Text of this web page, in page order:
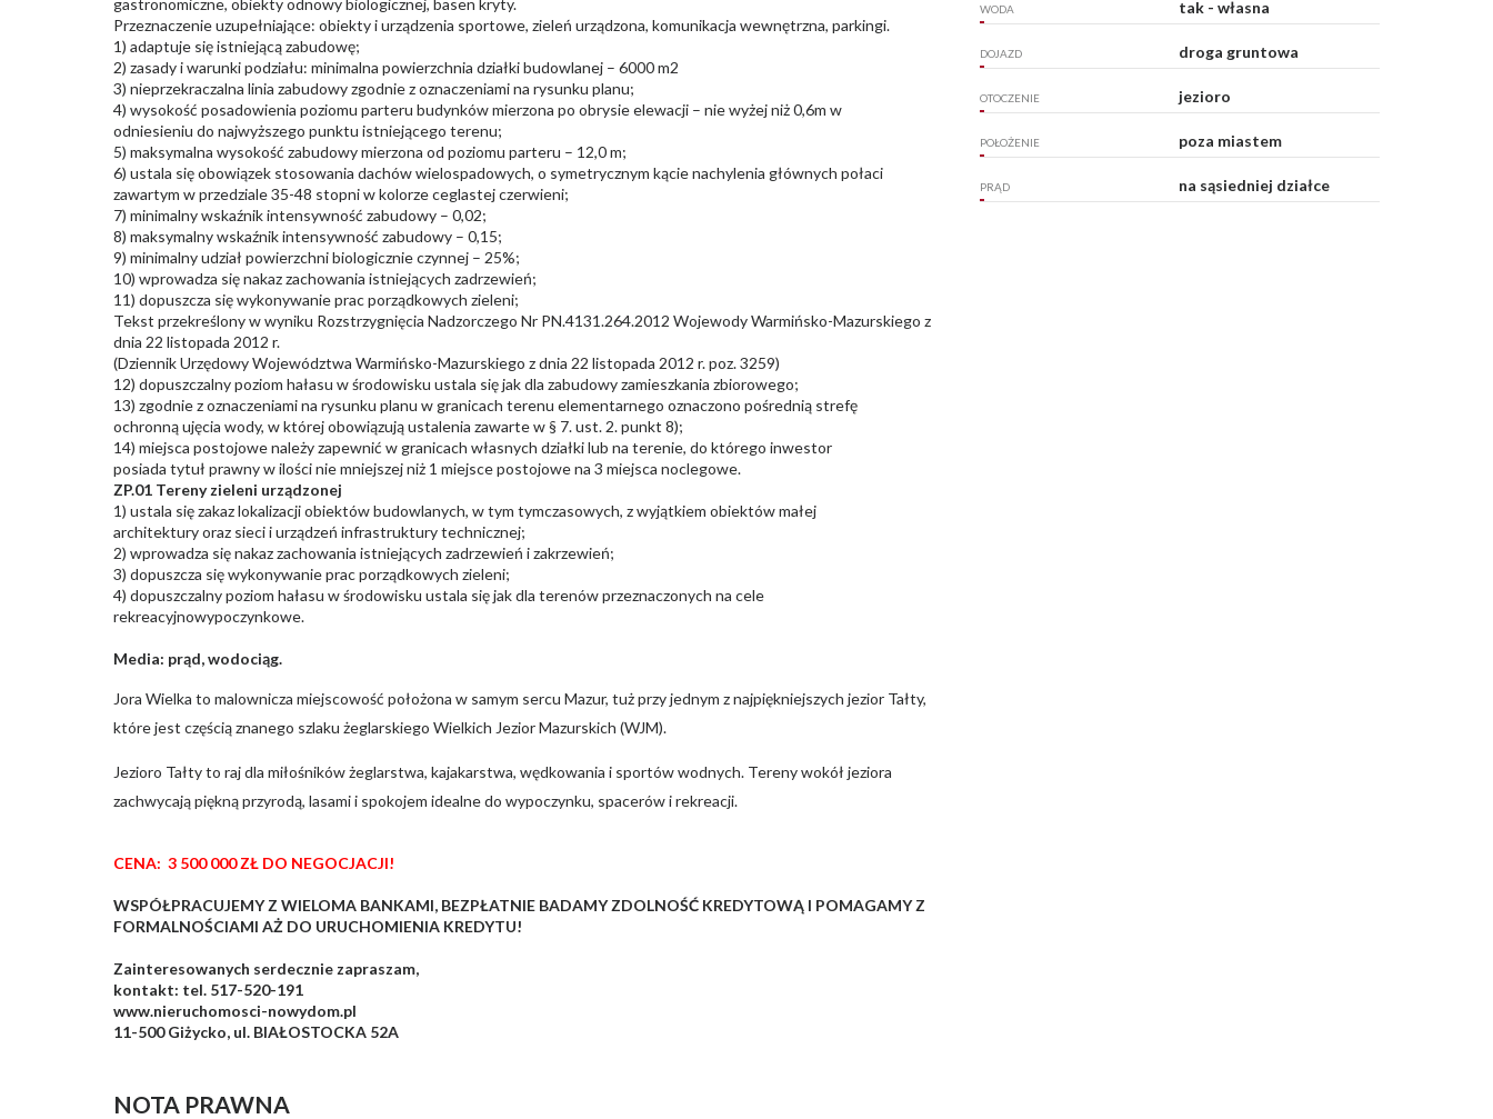
Przeznaczenie uzupełniające: obiekty i urządzenia sportowe, zieleń urządzona, komunikacja wewnętrzna, parkingi.
1) adaptuje się istniejącą zabudowę;
2) zasady i warunki podziału: minimalna powierzchnia działki budowlanej – 6000 m2
3) nieprzekraczalna linia zabudowy zgodnie z oznaczeniami na rysunku planu;
4) wysokość posadowienia poziomu parteru budynków mierzona po obrysie elewacji – nie wyżej niż 0,6m w
odniesieniu do najwyższego punktu istniejącego terenu;
5) maksymalna wysokość zabudowy mierzona od poziomu parteru – 12,0 m;
6) ustala się obowiązek stosowania dachów wielospadowych, o symetrycznym kącie nachylenia głównych połaci
zawartym w przedziale 35-48 stopni w kolorze ceglastej czerwieni;
7) minimalny wskaźnik intensywność zabudowy – 0,02;
8) maksymalny wskaźnik intensywność zabudowy – 0,15;
9) minimalny udział powierzchni biologicznie czynnej – 25%;
10) wprowadza się nakaz zachowania istniejących zadrzewień;
11) dopuszcza się wykonywanie prac porządkowych zieleni;
Tekst przekreślony w wyniku Rozstrzygnięcia Nadzorczego Nr PN.4131.264.2012 Wojewody Warmińsko-Mazurskiego z
dnia 22 listopada 2012 r.
(Dziennik Urzędowy Województwa Warmińsko-Mazurskiego z dnia 22 listopada 2012 r. poz. 3259)
12) dopuszczalny poziom hałasu w środowisku ustala się jak dla zabudowy zamieszkania zbiorowego;
13) zgodnie z oznaczeniami na rysunku planu w granicach terenu elementarnego oznaczono pośrednią strefę
ochronną ujęcia wody, w której obowiązują ustalenia zawarte w § 7. ust. 2. punkt 8);
14) miejsca postojowe należy zapewnić w granicach własnych działki lub na terenie, do którego inwestor
posiada tytuł prawny w ilości nie mniejszej niż 1 miejsce postojowe na 3 miejsca noclegowe.
ZP.01 Tereny zieleni urządzonej
1) ustala się zakaz lokalizacji obiektów budowlanych, w tym tymczasowych, z wyjątkiem obiektów małej
architektury oraz sieci i urządzeń infrastruktury technicznej;
2) wprowadza się nakaz zachowania istniejących zadrzewień i zakrzewień;
3) dopuszcza się wykonywanie prac porządkowych zieleni;
4) dopuszczalny poziom hałasu w środowisku ustala się jak dla terenów przeznaczonych na cele
rekreacyjnowypoczynkowe.
Media: prąd, wodociąg.
Jora Wielka to malownicza miejscowość położona w samym sercu Mazur, tuż przy jednym z najpiękniejszych jezior Tałty,
które jest częścią znanego szlaku żeglarskiego Wielkich Jezior Mazurskich (WJM).
Jezioro Tałty to raj dla miłośników żeglarstwa, kajakarstwa, wędkowania i sportów wodnych. Tereny wokół jeziora
zachwycają piękną przyrodą, lasami i spokojem idealne do wypoczynku, spacerów i rekreacji.
CENA: 3 500 000 ZŁ DO NEGOCJACJI!
WSPÓŁPRACUJEMY Z WIELOMA BANKAMI, BEZPŁATNIE BADAMY ZDOLNOŚĆ KREDYTOWĄ I POMAGAMY Z
FORMALNOŚCIAMI AŻ DO URUCHOMIENIA KREDYTU!
Zainteresowanych serdecznie zapraszam,
kontakt: tel. 517-520-191
www.nieruchomosci-nowydom.pl
11-500 Giżycko, ul. BIAŁOSTOCKA 52A
NOTA PRAWNA
WODA tak - własna
DOJAZD droga gruntowa
OTOCZENIE jezioro
POŁOŻENIE poza miastem
PRĄD na sąsiedniej działce